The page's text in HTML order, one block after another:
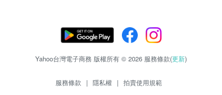
Yahoo台灣電子商務 版權所有 © 2026 服務條款(更新)
服務條款 | 隱私權 | 拍賣使用規範